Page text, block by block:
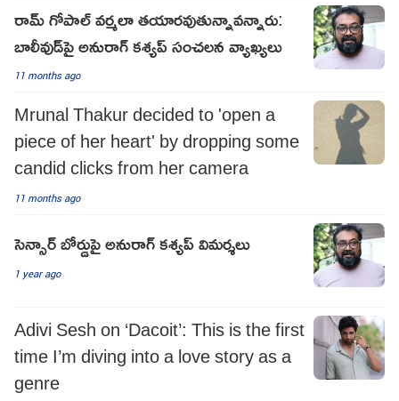
రామ్ గోపాల్ వర్మలా తయారవుతున్నావన్నారు:
బాలీవుడ్‌పై అనురాగ్ కశ్యప్ సంచలన వ్యాఖ్యలు
11 months ago
Mrunal Thakur decided to 'open a
piece of her heart' by dropping some
candid clicks from her camera
11 months ago
సెన్సార్ బోర్డుపై అనురాగ్ కశ్యప్ విమర్శలు
1 year ago
Adivi Sesh on ‘Dacoit’: This is the first
time I’m diving into a love story as a
genre